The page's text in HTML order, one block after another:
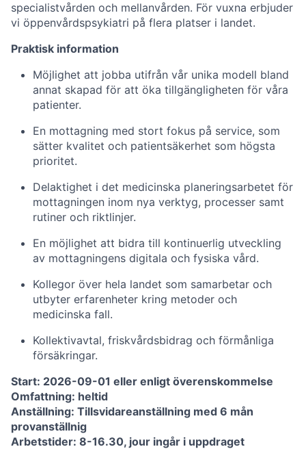
specialistvården och mellanvården. För vuxna erbjuder
vi öppenvårdspsykiatri på flera platser i landet.
Praktisk information
Möjlighet att jobba utifrån vår unika modell bland
annat skapad för att öka tillgängligheten för våra
patienter.
En mottagning med stort fokus på service, som
sätter kvalitet och patientsäkerhet som högsta
prioritet.
Delaktighet i det medicinska planeringsarbetet för
mottagningen inom nya verktyg, processer samt
rutiner och riktlinjer.
En möjlighet att bidra till kontinuerlig utveckling
av mottagningens digitala och fysiska vård.
Kollegor över hela landet som samarbetar och
utbyter erfarenheter kring metoder och
medicinska fall.
Kollektivavtal, friskvårdsbidrag och förmånliga
försäkringar.
Start: 2026-09-01 eller enligt överenskommelse
Omfattning: heltid
Anställning: Tillsvidareanställning med 6 mån
provanställnig
Arbetstider: 8-16.30, jour ingår i uppdraget